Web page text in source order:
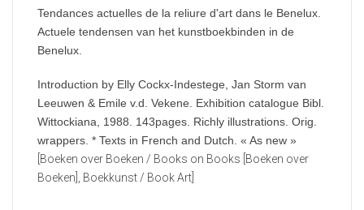
Tendances actuelles de la reliure d'art dans le Benelux.
Actuele tendensen van het kunstboekbinden in de
Benelux.
Introduction by Elly Cockx-Indestege, Jan Storm van
Leeuwen & Emile v.d. Vekene. Exhibition catalogue Bibl.
Wittockiana, 1988. 143pages. Richly illustrations. Orig.
wrappers. * Texts in French and Dutch. « As new »
[Boeken over Boeken / Books on Books [Boeken over
Boeken], Boekkunst / Book Art]